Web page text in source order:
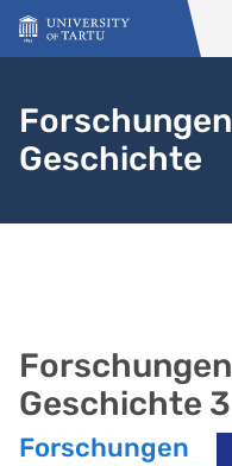
Skip to content
Geschichte
Geschichte
Forschungen